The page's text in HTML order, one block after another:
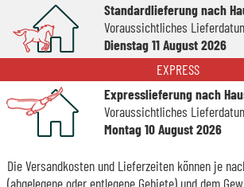
Standardlieferung nach
Voraussichtliches
Dienstag 11 August 2026
EXPRESS
Expresslieferung nach
Voraussichtliches
Montag 10 August 2026
Die Versandkosten und Lieferzeiten können je
(abgelegene oder entlegene Gebiete) und dem